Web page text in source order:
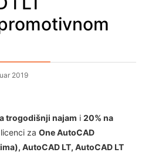
2019
trogodišnji najam i 20% na
licenci za One AutoCAD
AutoCAD LT, AutoCAD LT